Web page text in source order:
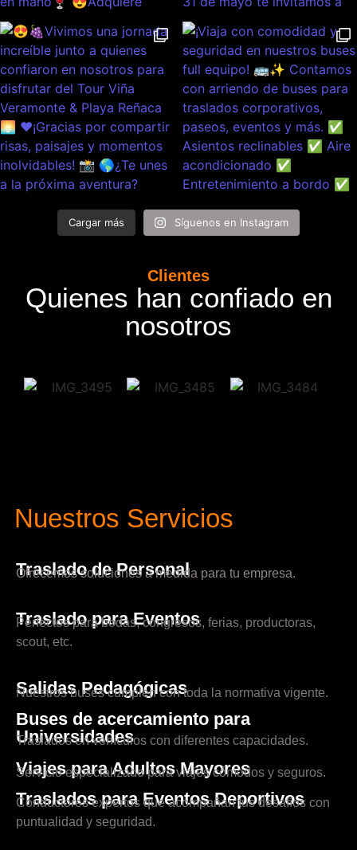
Cargar más Síguenos en Instagram
Clientes
Quienes han confiado en
nosotros
Nuestros Servicios
Traslado de Personal
Ofrecemos soluciones a medida para tu empresa.
Traslado para Eventos
Perfectos para bodas, congresos, ferias, productoras,
scout, etc.
Salidas Pedagógicas
Nuestros buses cumplen con toda la normativa vigente.
Buses de acercamiento para
Universidades
Traslados en vehículos con diferentes capacidades.
Viajes para Adultos Mayores
Servicio especializado para viajes cómodos y seguros.
Traslados para Eventos Deportivos
Conductores expertos que acompañan tus desafíos con
puntualidad y seguridad.